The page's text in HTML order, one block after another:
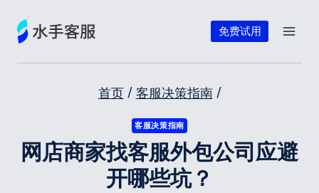
免费试用
首页 / 客服决策指南 /
客服决策指南
网店商家找客服外包公司应避
开哪些坑？